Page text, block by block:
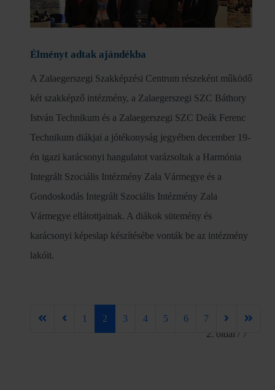
Élményt adtak ajándékba
A Zalaegerszegi Szakképzési Centrum részeként működő
két szakképző intézmény, a Zalaegerszegi SZC Báthory
István Technikum és a Zalaegerszegi SZC Deák Ferenc
Technikum diákjai a jótékonyság jegyében december 19-
én igazi karácsonyi hangulatot varázsoltak a Harmónia
Integrált Szociális Intézmény Zala Vármegye és a
Gondoskodás Integrált Szociális Intézmény Zala
Vármegye ellátottjainak. A diákok sütemény és
karácsonyi képeslap készítésébe vonták be az intézmény
lakóit.
2. oldal / 7
1 2 3 4 5 6 7